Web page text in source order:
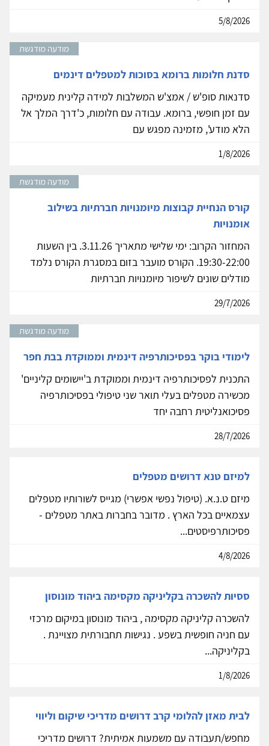
5/8/2026
מודעה מודגשת
סדנת חלומות ברומא בסוכות למטפלים דינמים
סדנאות סופ'ש / אמצ'ש המשלבות למידה קלינית מעמיקה
עם זמן חופשי, ברומא. עבודה עם חלומות, כ'דרך המלך אל
הלא מודע', מזמינה מפגש עם
1/8/2026
מודעה מודגשת
קורס הנחיית קבוצות מיומנויות חברתיות בשילוב
אומנויות
המחזור הקרוב: ימי שלישי מתאריך 3.11.26. בין השעות
19:30-22:00. הקורס מועבר בזום במסגרת הקורס נלמד
מודלים שונים לשיפור מיומנויות חברתיות
29/7/2026
מודעה מודגשת
לימודי בוקר בפסיכותרפיה דינמית וממוקדת בבת חפר
התכנית לפסיכותרפיה דינמית וממוקדת ב'יישומים קליניים'
מכשירה מטפלים בעלי תואר שני טיפולי בפסיכותרפיה
פסיכואנליטית רחבה יחד
28/7/2026
למיזם טנא דרושים מטפלים
מיזם ט.נ.א. (טיפול נפשי אפשרי) מגייס לשורותיו מטפלים
עצמאיים בכל הארץ . מדובר בחברות באתר מטפלים -
פסיכותרפיסטים...
4/8/2026
ססיות להשכרה בקליניקה מקסימה ביהוד מונוסון
להשכרה קליניקה מקסימה , ביהוד מונוסון במיקום מרכזי
עם חניה חופשית בשפע . נגישות תחבורתית מצויינת .
בקליניקה...
1/8/2026
לבית מאזן להלומי קרב דרושים מדריכי שיקום וליווי
מחפש/תעבודה עם משמעות אמיתית? דרושים מדריכי